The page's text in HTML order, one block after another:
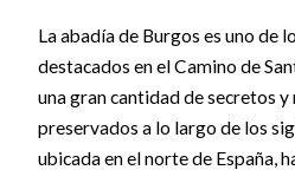
La abadía de Burgos es uno de
destacados en el Camino de
una gran cantidad de secretos
preservados a lo largo de los
ubicada en el norte de España,